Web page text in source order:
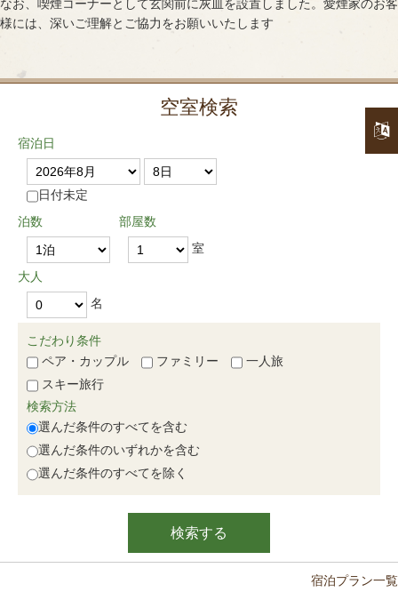
なお、喫煙コーナーとして玄関前に灰皿を設置しました。愛煙家のお客
様には、深いご理解とご協力をお願いいたします
空室検索
宿泊日
日付未定
泊数
部屋数
室
大人
名
こだわり条件
ペア・カップル
ファミリー
一人旅
スキー旅行
検索方法
選んだ条件のすべてを含む
選んだ条件のいずれかを含む
選んだ条件のすべてを除く
検索する
宿泊プラン一覧